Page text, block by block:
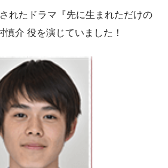
れたドラマ『先に生まれただけの
介 役を演じていました！